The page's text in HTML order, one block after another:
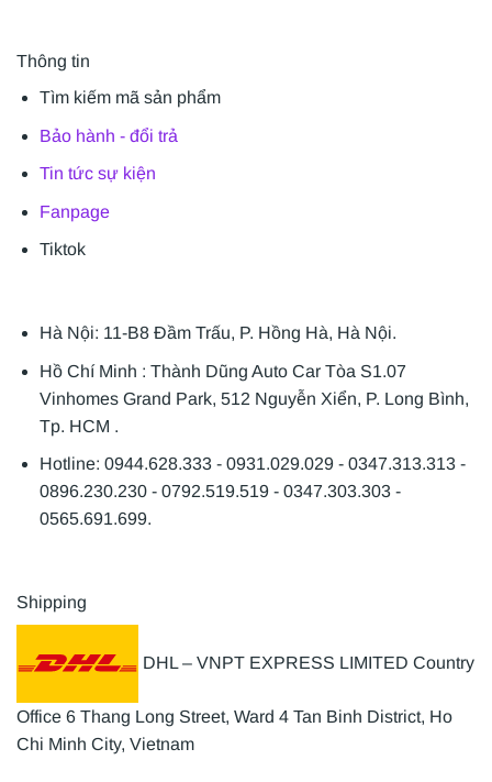
Thông tin
Tìm kiếm mã sản phẩm
Bảo hành - đổi trả
Tin tức sự kiện
Fanpage
Tiktok
Hà Nội: 11-B8 Đầm Trấu, P. Hồng Hà, Hà Nội.
Hồ Chí Minh : Thành Dũng Auto Car Tòa S1.07
Vinhomes Grand Park, 512 Nguyễn Xiển, P. Long Bình,
Tp. HCM .
Hotline: 0944.628.333 - 0931.029.029 - 0347.313.313 -
0896.230.230 - 0792.519.519 - 0347.303.303 -
0565.691.699.
Shipping
DHL – VNPT EXPRESS LIMITED Country
Office 6 Thang Long Street, Ward 4 Tan Binh District, Ho
Chi Minh City, Vietnam